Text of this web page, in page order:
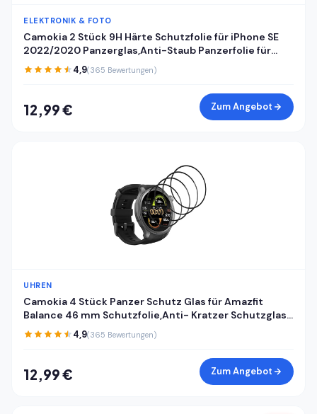
ELEKTRONIK & FOTO
Camokia 2 Stück 9H Härte Schutzfolie für iPhone SE
2022/2020 Panzerglas,Anti-Staub Panzerfolie für
iPhone SE 2022/2020 Schutzglas,HD Klar Volle
Abdeckung Displayschutz
4,9(365 Bewertungen)
12,99 € Zum Angebot
UHREN
Camokia 4 Stück Panzer Schutz Glas für Amazfit
Balance 46 mm Schutzfolie,Anti- Kratzer Schutzglas
für Panzerglas Amazfit Balance 46 mm
Panzerfolie,Fingerabdruck-ID Kompatibel
4,9(365 Bewertungen)
12,99 € Zum Angebot